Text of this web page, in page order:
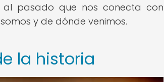
pasado que nos conecta con
y de dónde venimos.
la historia